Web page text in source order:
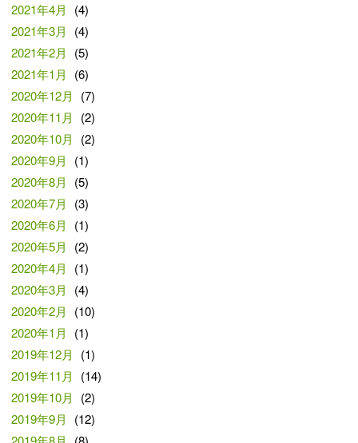
2021年4月
(4)
2021年3月
(4)
2021年2月
(5)
2021年1月
(6)
2020年12月
(7)
2020年11月
(2)
2020年10月
(2)
2020年9月
(1)
2020年8月
(5)
2020年7月
(3)
2020年6月
(1)
2020年5月
(2)
2020年4月
(1)
2020年3月
(4)
2020年2月
(10)
2020年1月
(1)
2019年12月
(1)
2019年11月
(14)
2019年10月
(2)
2019年9月
(12)